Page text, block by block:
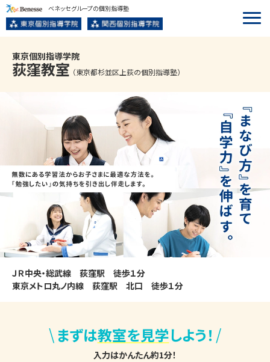
ベネッセグループの個別指導塾
東京個別指導学院
荻窪教室 （東京都杉並区上荻の個別指導塾）
ＪＲ中央・総武線　荻窪駅　徒歩１分
東京メトロ丸ノ内線　荻窪駅　北口　徒歩１分
\ まずは教室を見学しよう！ /
入力はかんたん約1分！